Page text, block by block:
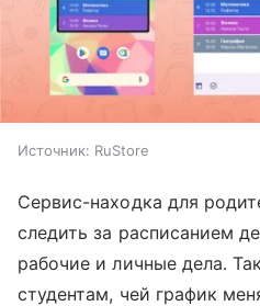
Источник: RuStore
Сервис-находка для
следить за расписанием
рабочие и личные дела.
студентам, чей график